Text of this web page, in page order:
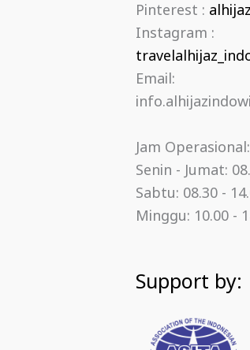
Pinterest :
Instagram :
Email:
Jam Operasional:
Senin - Jumat:
Sabtu: 08.30 -
Minggu: 10.00 -
Support by: